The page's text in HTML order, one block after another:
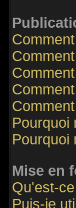
Pourquoi
Pourquoi
Mise en
Qu'est-
Puis-je